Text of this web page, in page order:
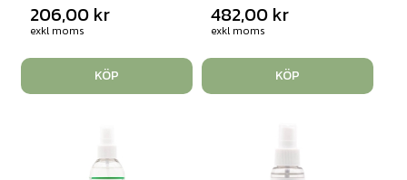
206,00 kr
exkl moms
KÖP
482,00 kr
exkl moms
KÖP